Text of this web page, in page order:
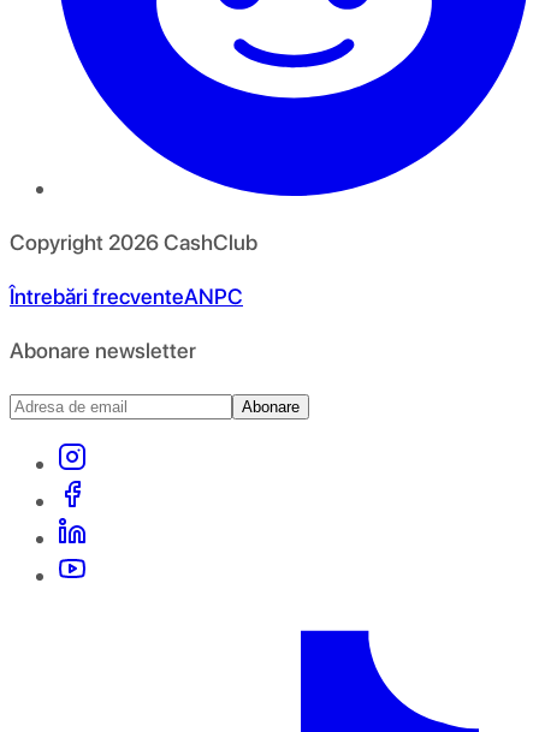
Copyright 2026CashClub
Întrebări frecventeANPC
Abonare newsletter
Abonare